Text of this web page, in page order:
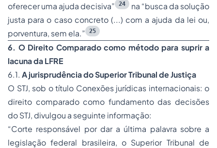
oferecer uma ajuda decisiva” 24 na “busca da solução
justa para o caso concreto (...) com a ajuda da lei ou,
porventura, sem ela.”
25
6. O Direito Comparado como método para suprir a
lacuna da LFRE
6.1. A jurisprudência do Superior Tribunal de Justiça
O STJ, sob o título Conexões jurídicas internacionais: o
direito comparado como fundamento das decisões
do STJ, divulgou a seguinte informação:
“Corte responsável por dar a última palavra sobre a
legislação federal brasileira, o Superior Tribunal de